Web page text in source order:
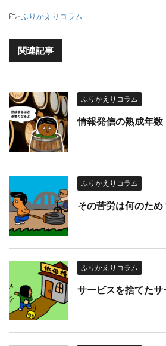
-ふりかえりコラム
関連記事
ふりかえりコラム
情報発信の熟成年数
ふりかえりコラム
その苦労は何のため
ふりかえりコラム
サービスを捨てたサ